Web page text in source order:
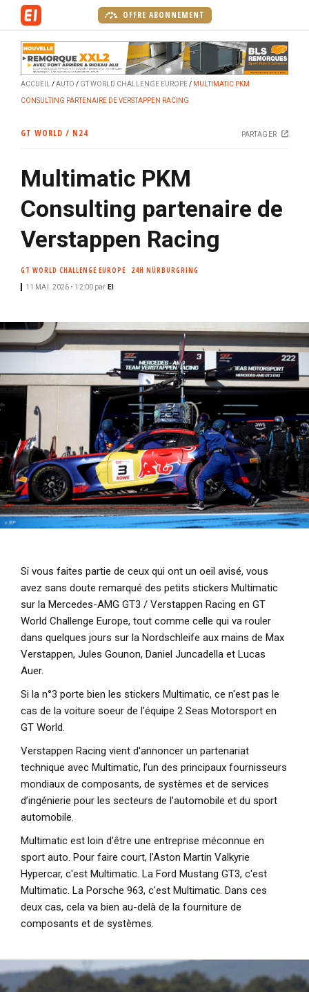
i
p
l
OFFRE ABONNEMENT
ACCUEIL AUTO GT WORLD CHALLENGE EUROPE MULTIMATIC PKM
CONSULTING PARTENAIRE DE VERSTAPPEN RACING
GT WORLD / N24 PARTAGER
Multimatic PKM
Consulting partenaire de
Verstappen Racing
GT WORLD CHALLENGE EUROPE 24H NÜRBURGRING
11 MAI. 2026 • 12:00 par EI
Si vous faites partie de ceux qui ont un oeil avisé, vous
avez sans doute remarqué des petits stickers Multimatic
sur la Mercedes-AMG GT3 / Verstappen Racing en GT
World Challenge Europe, tout comme celle qui va rouler
dans quelques jours sur la Nordschleife aux mains de Max
Verstappen, Jules Gounon, Daniel Juncadella et Lucas
Auer.
Si la n°3 porte bien les stickers Multimatic, ce n'est pas le
cas de la voiture soeur de l'équipe 2 Seas Motorsport en
GT World.
Verstappen Racing vient d'annoncer un partenariat
technique avec Multimatic, l’un des principaux fournisseurs
mondiaux de composants, de systèmes et de services
d’ingénierie pour les secteurs de l’automobile et du sport
automobile.
Multimatic est loin d'être une entreprise méconnue en
sport auto. Pour faire court, l'Aston Martin Valkyrie
Hypercar, c'est Multimatic. La Ford Mustang GT3, c'est
Multimatic. La Porsche 963, c'est Multimatic. Dans ces
deux cas, cela va bien au-delà de la fourniture de
composants et de systèmes.